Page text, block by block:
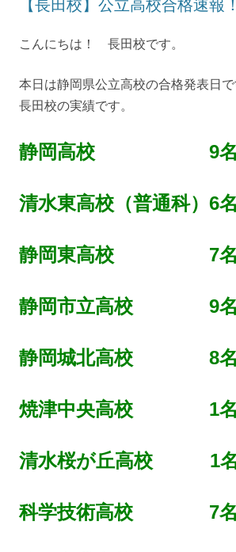
【長田校】公立高校合格速報！
こんにちは！ 長田校です。
本日は静岡県公立高校の合格発表日で
長田校の実績です。
静岡高校 9名
清水東高校（普通科）6名
静岡東高校 7名
静岡市立高校 9名
静岡城北高校 8名
焼津中央高校 1名
清水桜が丘高校 1名
科学技術高校 7名